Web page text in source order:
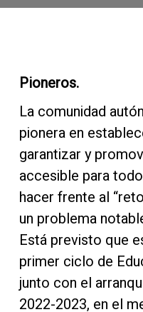
Pioneros.
La comunidad
pionera en
garantizar y
accesible para
hacer frente al
un problema
Está previsto que
primer ciclo de
junto con el
2022-2023, en el